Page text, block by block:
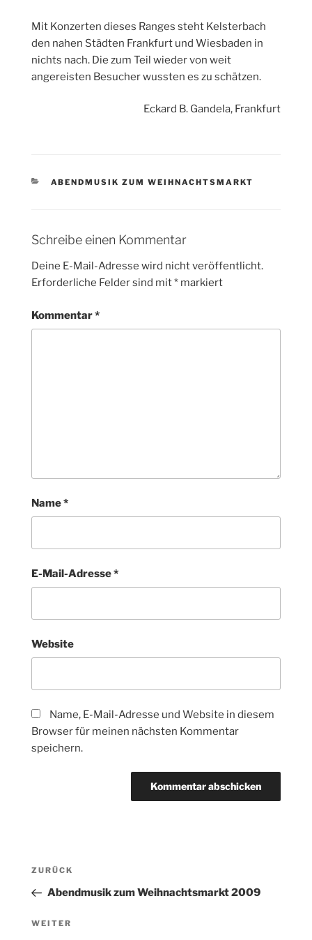
Mit Konzerten dieses Ranges steht Kelsterbach
den nahen Städten Frankfurt und Wiesbaden in
nichts nach. Die zum Teil wieder von weit
angereisten Besucher wussten es zu schätzen.
Eckard B. Gandela, Frankfurt
KATEGORIEN
ABENDMUSIK ZUM WEIHNACHTSMARKT
Schreibe einen Kommentar
Deine E-Mail-Adresse wird nicht veröffentlicht.
Erforderliche Felder sind mit* markiert
Kommentar*
Name*
E-Mail-Adresse*
Website
Name, E-Mail-Adresse und Website in diesem
Browser für meinen nächsten Kommentar
speichern.
Beitragsnavigation
Vorheriger
Beitrag
ZURÜCK
Abendmusik zum Weihnachtsmarkt 2009
Nächster
WEITER